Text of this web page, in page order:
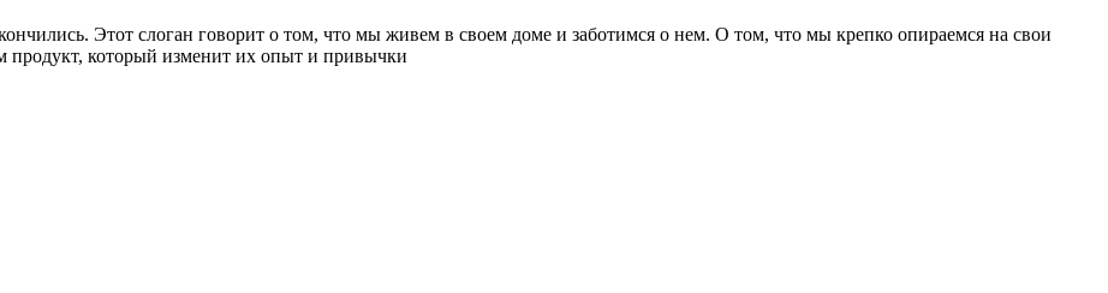
Этот слоган говорит о том, что мы живем в своем доме и заботимся о нем. О том, что мы крепко опираемся на свои
продукт, который изменит их опыт и привычки